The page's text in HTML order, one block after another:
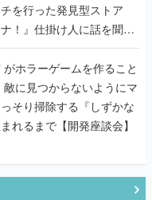
を行った発見型ストア
ナ！』仕掛け人に話を聞い
がホラーゲームを作ること
そり掃除する『しずかな
れるまで【開発座談会】